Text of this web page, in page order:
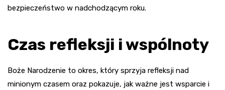
bezpieczeństwo w nadchodzącym roku.
Czas refleksji i wspólnoty
Boże Narodzenie to okres, który sprzyja refleksji nad
minionym czasem oraz pokazuje, jak ważne jest wsparcie i